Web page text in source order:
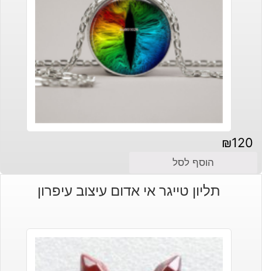
₪120
הוסף לסל
תליון טייגר אי אדום עיצוב עיפרון